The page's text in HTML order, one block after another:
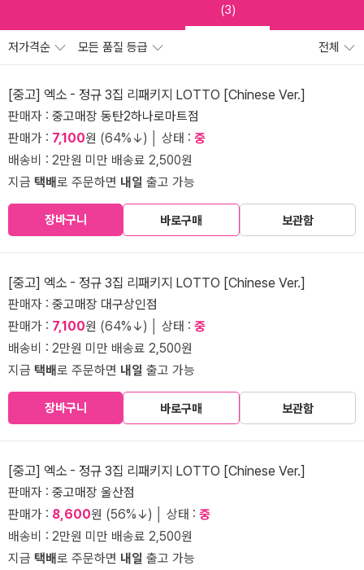
(3)
저가격순 모든 품질 등급 전체
[중고] 엑소 - 정규 3집 리패키지 LOTTO [Chinese Ver.]
판매자 : 중고매장 동탄2하나로마트점
판매가 : 7,100원 (64%↓) │ 상태 : 중
배송비 : 2만원 미만 배송료 2,500원
지금 택배로 주문하면 내일 출고 가능
장바구니 바로구매 보관함
[중고] 엑소 - 정규 3집 리패키지 LOTTO [Chinese Ver.]
판매자 : 중고매장 대구상인점
판매가 : 7,100원 (64%↓) │ 상태 : 중
배송비 : 2만원 미만 배송료 2,500원
지금 택배로 주문하면 내일 출고 가능
장바구니 바로구매 보관함
[중고] 엑소 - 정규 3집 리패키지 LOTTO [Chinese Ver.]
판매자 : 중고매장 울산점
판매가 : 8,600원 (56%↓) │ 상태 : 중
배송비 : 2만원 미만 배송료 2,500원
지금 택배로 주문하면 내일 출고 가능